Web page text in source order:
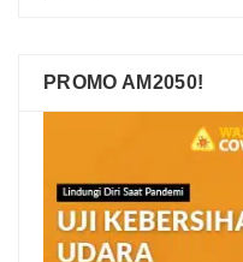
PROMO AM2050!